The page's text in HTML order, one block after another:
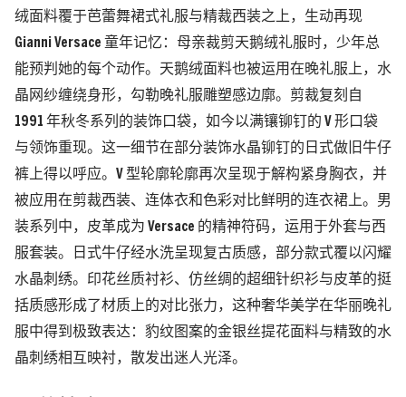
绒面料覆于芭蕾舞裙式礼服与精裁西装之上，生动再现
Gianni Versace 童年记忆：母亲裁剪天鹅绒礼服时，少年总
能预判她的每个动作。天鹅绒面料也被运用在晚礼服上，水
晶网纱缠绕身形，勾勒晚礼服雕塑感边廓。剪裁复刻自
1991 年秋冬系列的装饰口袋，如今以满镶铆钉的 V 形口袋
与领饰重现。这一细节在部分装饰水晶铆钉的日式做旧牛仔
裤上得以呼应。V 型轮廓轮廓再次呈现于解构紧身胸衣，并
被应用在剪裁西装、连体衣和色彩对比鲜明的连衣裙上。男
装系列中，皮革成为 Versace 的精神符码，运用于外套与西
服套装。日式牛仔经水洗呈现复古质感，部分款式覆以闪耀
水晶刺绣。印花丝质衬衫、仿丝绸的超细针织衫与皮革的挺
括质感形成了材质上的对比张力，这种奢华美学在华丽晚礼
服中得到极致表达：豹纹图案的金银丝提花面料与精致的水
晶刺绣相互映衬，散发出迷人光泽。